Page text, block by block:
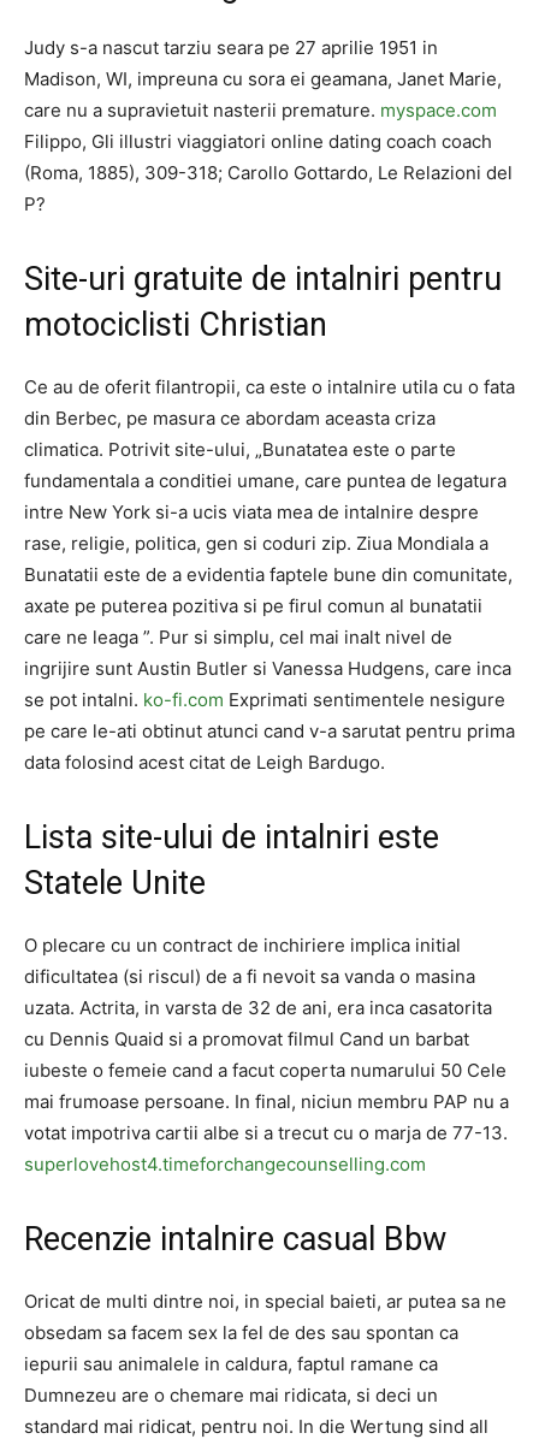
Judy s-a nascut tarziu seara pe 27 aprilie 1951 in
Madison, WI, impreuna cu sora ei geamana, Janet Marie,
care nu a supravietuit nasterii premature. myspace.com
Filippo, Gli illustri viaggiatori online dating coach coach
(Roma, 1885), 309-318; Carollo Gottardo, Le Relazioni del
P?
Site-uri gratuite de intalniri pentru
motociclisti Christian
Ce au de oferit filantropii, ca este o intalnire utila cu o fata
din Berbec, pe masura ce abordam aceasta criza
climatica. Potrivit site-ului, „Bunatatea este o parte
fundamentala a conditiei umane, care puntea de legatura
intre New York si-a ucis viata mea de intalnire despre
rase, religie, politica, gen si coduri zip. Ziua Mondiala a
Bunatatii este de a evidentia faptele bune din comunitate,
axate pe puterea pozitiva si pe firul comun al bunatatii
care ne leaga ”. Pur si simplu, cel mai inalt nivel de
ingrijire sunt Austin Butler si Vanessa Hudgens, care inca
se pot intalni. ko-fi.com Exprimati sentimentele nesigure
pe care le-ati obtinut atunci cand v-a sarutat pentru prima
data folosind acest citat de Leigh Bardugo.
Lista site-ului de intalniri este
Statele Unite
O plecare cu un contract de inchiriere implica initial
dificultatea (si riscul) de a fi nevoit sa vanda o masina
uzata. Actrita, in varsta de 32 de ani, era inca casatorita
cu Dennis Quaid si a promovat filmul Cand un barbat
iubeste o femeie cand a facut coperta numarului 50 Cele
mai frumoase persoane. In final, niciun membru PAP nu a
votat impotriva cartii albe si a trecut cu o marja de 77-13.
superlovehost4.timeforchangecounselling.com
Recenzie intalnire casual Bbw
Oricat de multi dintre noi, in special baieti, ar putea sa ne
obsedam sa facem sex la fel de des sau spontan ca
iepurii sau animalele in caldura, faptul ramane ca
Dumnezeu are o chemare mai ridicata, si deci un
standard mai ridicat, pentru noi. In die Wertung sind all